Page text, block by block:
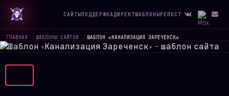
САЙТЫПОДДЕРЖКА ДИРЕКТШАБЛОНЫРЕПОСТ
ГЛАВНАЯ / ШАБЛОНЫ САЙТОВ / ШАБЛОН «КАНАЛИЗАЦИЯ ЗАРЕЧЕНСК»